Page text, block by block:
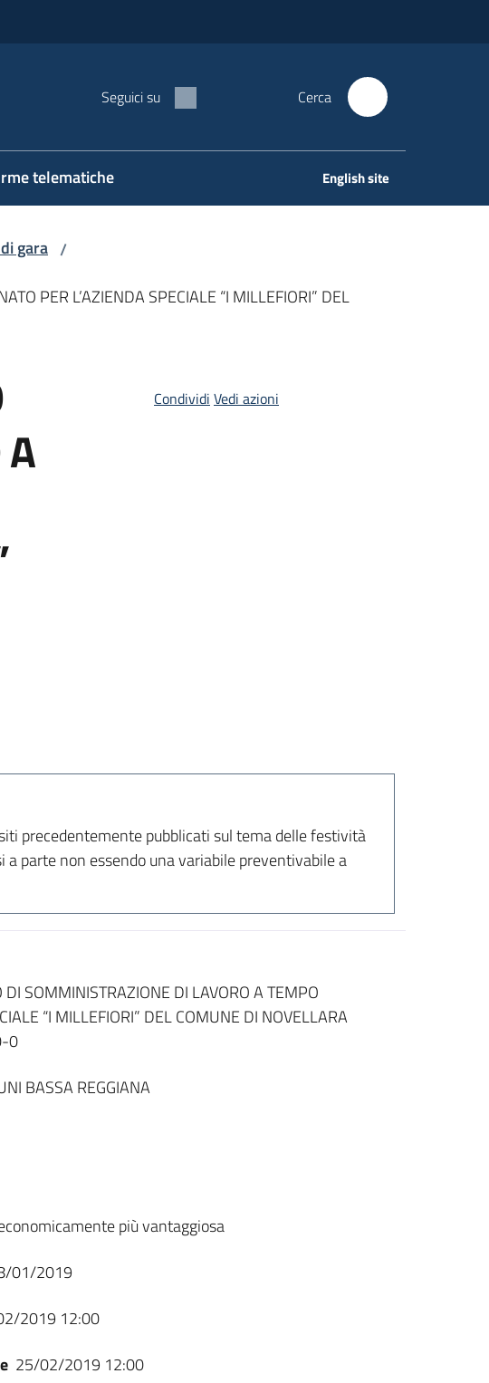
Seguici su Cerca
telematiche English site
gara /
PER L’AZIENDA SPECIALE “I MILLEFIORI” DEL
Condividi Vedi azioni
precedentemente pubblicati sul tema delle festività
parte non essendo una variabile preventivabile a
SOMMINISTRAZIONE DI LAVORO A TEMPO
“I MILLEFIORI” DEL COMUNE DI NOVELLARA
0
BASSA REGGIANA
più vantaggiosa
01/2019
2019 12:00
25/02/2019 12:00